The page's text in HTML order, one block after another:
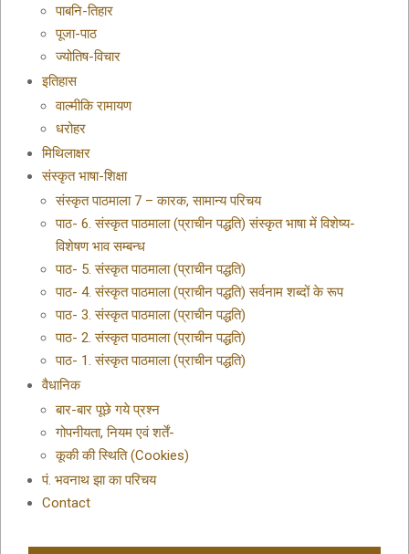
पाबनि-तिहार
पूजा-पाठ
ज्योतिष-विचार
इतिहास
वाल्मीकि रामायण
धरोहर
मिथिलाक्षर
संस्कृत भाषा-शिक्षा
संस्कृत पाठमाला 7 – कारक, सामान्य परिचय
पाठ- 6. संस्कृत पाठमाला (प्राचीन पद्धति) संस्कृत भाषा में विशेष्य-
विशेषण भाव सम्बन्ध
पाठ- 5. संस्कृत पाठमाला (प्राचीन पद्धति)
पाठ- 4. संस्कृत पाठमाला (प्राचीन पद्धति) सर्वनाम शब्दों के रूप
पाठ- 3. संस्कृत पाठमाला (प्राचीन पद्धति)
पाठ- 2. संस्कृत पाठमाला (प्राचीन पद्धति)
पाठ- 1. संस्कृत पाठमाला (प्राचीन पद्धति)
वैधानिक
बार-बार पूछे गये प्रश्न
गोपनीयता, नियम एवं शर्तें-
कूकी की स्थिति (Cookies)
पं. भवनाथ झा का परिचय
Contact